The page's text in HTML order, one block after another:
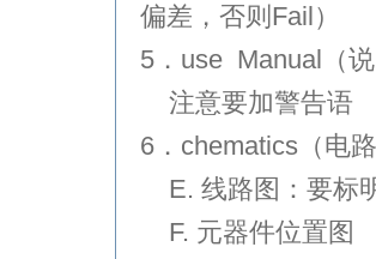
偏差，否则Fail）
5．use Manual（
注意要加警告语
6．chematics（电
E. 线路图：要标
F. 元器件位置图